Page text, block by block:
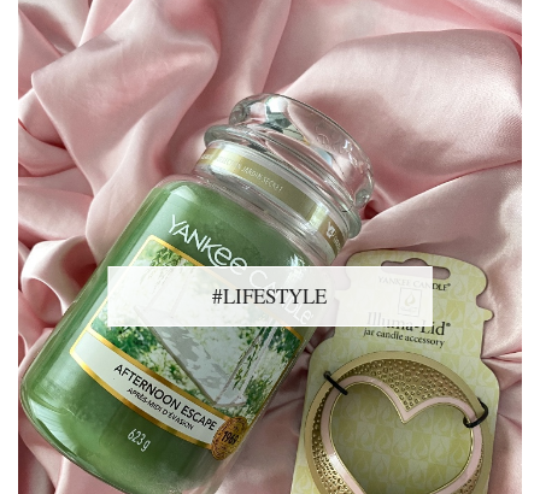
#LIFESTYLE